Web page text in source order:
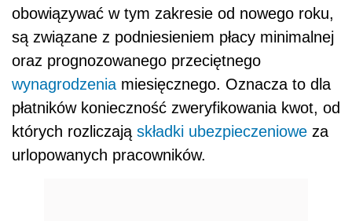
obowiązywać w tym zakresie od nowego roku,
są związane z podniesieniem płacy minimalnej
oraz prognozowanego przeciętnego
wynagrodzeniamiesięcznego. Oznacza to dla
płatników konieczność zweryfikowania kwot, od
których rozliczają składki ubezpieczeniowe za
urlopowanych pracowników.